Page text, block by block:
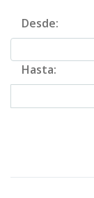
Desde:
Hasta: